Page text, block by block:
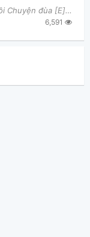
Chuyện hôm [A]qua như giấc mơ lâu [Bm]rồi Chuyện đùa [E]vui, chuyện đùa [A]thôi Người quên ta hay
6,591